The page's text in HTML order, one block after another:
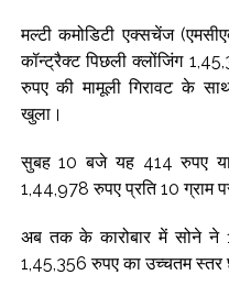
मल्टी कमोडिटी एक्सचेंज
कॉन्ट्रैक्ट पिछली क्लोंजिंग
रुपए की मामूली गिरावट के
खुला।
सुबह 10 बजे यह 414 रुपए
1,44,978 रुपए प्रति 10 ग्राम
अब तक के कारोबार में सोने
1,45,356 रुपए का उच्चतम